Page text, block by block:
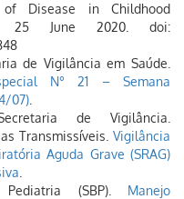
Disease in Childhood
25 June 2020. doi:
de Vigilância em Saúde.
N° 21 – Semana
07)
de Vigilância.
Transmissíveis. Vigilância
Aguda Grave (SRAG)
(SBP). Manejo